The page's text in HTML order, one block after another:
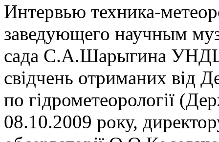
Интервью техника-
заведующего научным
сада С.А.Шарыгина
свідчень отриманих від
по гідрометеорології
08.10.2009 року,